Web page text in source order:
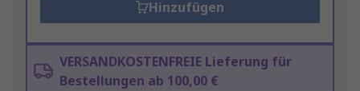
Hinzufügen
VERSANDKOSTENFREIE Lieferung für
Bestellungen ab 100,00 €